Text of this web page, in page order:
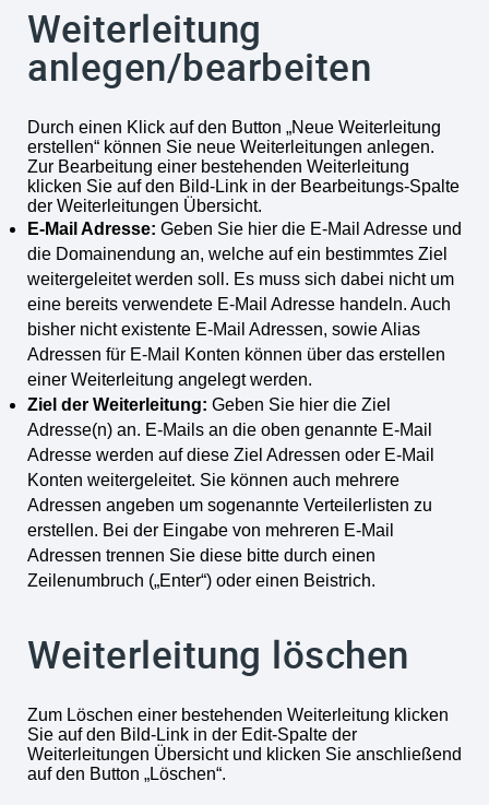
Weiterleitung
anlegen/bearbeiten
Durch einen Klick auf den Button „Neue Weiterleitung
erstellen“ können Sie neue Weiterleitungen anlegen.
Zur Bearbeitung einer bestehenden Weiterleitung
klicken Sie auf den Bild-Link in der Bearbeitungs-Spalte
der Weiterleitungen Übersicht.
E-Mail Adresse: Geben Sie hier die E-Mail Adresse und
die Domainendung an, welche auf ein bestimmtes Ziel
weitergeleitet werden soll. Es muss sich dabei nicht um
eine bereits verwendete E-Mail Adresse handeln. Auch
bisher nicht existente E-Mail Adressen, sowie Alias
Adressen für E-Mail Konten können über das erstellen
einer Weiterleitung angelegt werden.
Ziel der Weiterleitung: Geben Sie hier die Ziel
Adresse(n) an. E-Mails an die oben genannte E-Mail
Adresse werden auf diese Ziel Adressen oder E-Mail
Konten weitergeleitet. Sie können auch mehrere
Adressen angeben um sogenannte Verteilerlisten zu
erstellen. Bei der Eingabe von mehreren E-Mail
Adressen trennen Sie diese bitte durch einen
Zeilenumbruch („Enter“) oder einen Beistrich.
Weiterleitung löschen
Zum Löschen einer bestehenden Weiterleitung klicken
Sie auf den Bild-Link in der Edit-Spalte der
Weiterleitungen Übersicht und klicken Sie anschließend
auf den Button „Löschen“.